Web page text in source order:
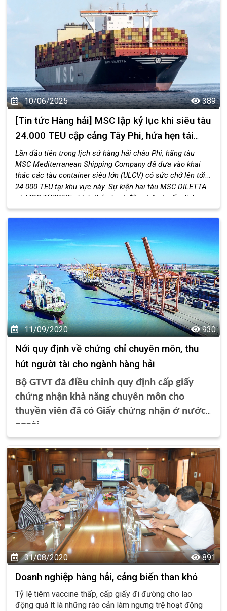
10/06/2025 389
[Tin tức Hàng hải] MSC lập kỷ lục khi siêu tàu
24.000 TEU cập cảng Tây Phi, hứa hẹn tái
định hình bức tranh kinh tế khu vực
Lần đầu tiên trong lịch sử hàng hải châu Phi, hãng tàu
MSC Mediterranean Shipping Company đã đưa vào khai
thác các tàu container siêu lớn (ULCV) có sức chở lên tới
24.000 TEU tại khu vực này. Sự kiện hai tàu MSC DILETTA
và MSC TÜRKIYE chính thức hoạt động trên tuyến dịch vụ
Africa Express – kết nối Trung Quốc, Hàn Quốc, Đông Nam
Á với các quốc gia Tây Phi như Ghana, Togo, Bờ Biển Ngà
và Cameroon – không chỉ đánh dấu bước tiến vượt bậc về
năng lực cảng biển, mà còn mở ra cơ hội bứt phá cho toàn
bộ nền kinh tế khu vực.
11/09/2020 930
Nới quy định về chứng chỉ chuyên môn, thu
hút người tài cho ngành hàng hải
Bộ GTVT đã điều chỉnh quy định cấp giấy
chứng nhận khả năng chuyên môn cho
thuyền viên đã có Giấy chứng nhận ở nước
ngoài…
31/08/2020 891
Doanh nghiệp hàng hải, cảng biển than khó
Tỷ lệ tiêm vaccine thấp, cấp giấy đi đường cho lao
động quá ít là những rào cản làm ngưng trệ hoạt động